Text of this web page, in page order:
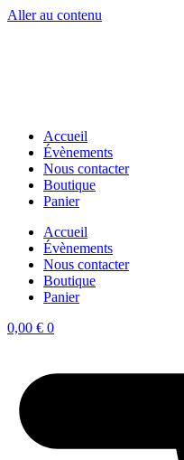
Aller au contenu
Accueil
Évènements
Nous contacter
Boutique
Panier
Accueil
Évènements
Nous contacter
Boutique
Panier
0,00 € 0